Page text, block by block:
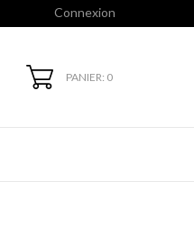
Connexion
PANIER: 0